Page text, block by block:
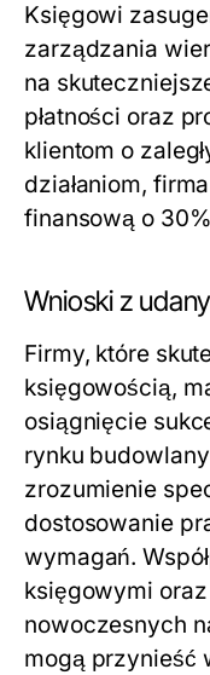
Księgowi
zarządzania
na
płatności oraz
klientom o
działaniom,
finansową o
Wnioski z
Firmy, które
księgowością,
osiągnięcie
rynku
zrozumienie
dostosowanie
wymagań.
księgowymi
nowoczesnych
mogą przynieść